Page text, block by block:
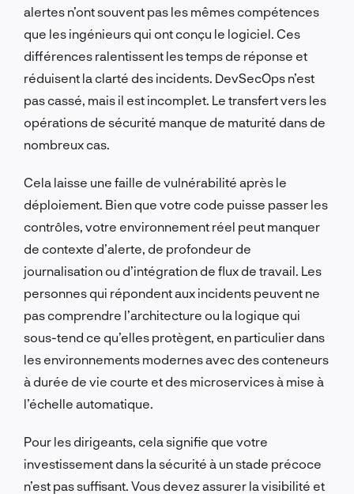
alertes n’ont souvent pas les mêmes compétences
que les ingénieurs qui ont conçu le logiciel. Ces
différences ralentissent les temps de réponse et
réduisent la clarté des incidents. DevSecOps n’est
pas cassé, mais il est incomplet. Le transfert vers les
opérations de sécurité manque de maturité dans de
nombreux cas.
Cela laisse une faille de vulnérabilité après le
déploiement. Bien que votre code puisse passer les
contrôles, votre environnement réel peut manquer
de contexte d’alerte, de profondeur de
journalisation ou d’intégration de flux de travail. Les
personnes qui répondent aux incidents peuvent ne
pas comprendre l’architecture ou la logique qui
sous-tend ce qu’elles protègent, en particulier dans
les environnements modernes avec des conteneurs
à durée de vie courte et des microservices à mise à
l’échelle automatique.
Pour les dirigeants, cela signifie que votre
investissement dans la sécurité à un stade précoce
n’est pas suffisant. Vous devez assurer la visibilité et